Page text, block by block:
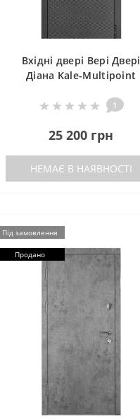
Вхідні двері Вері Двері
Діана Kale-Multipoint
1
25 200 грн
НЕМАЄ В НАЯВНОСТІ
Під замовлення
Продано